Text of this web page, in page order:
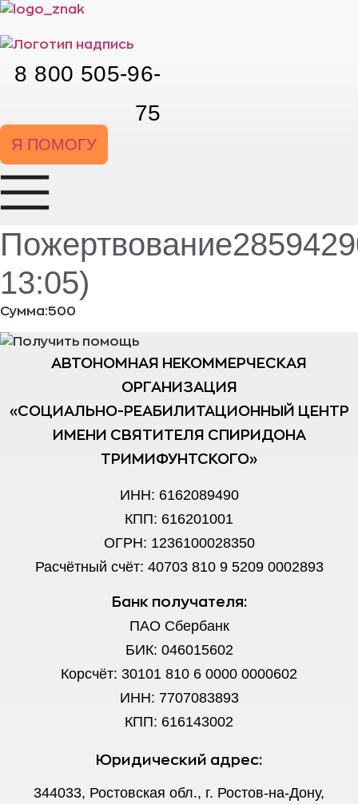
Перейти
содержимому
8 800 505-96-
75
Я ПОМОГУ
13:05)
Сумма:500
АВТОНОМНАЯ НЕКОММЕРЧЕСКАЯ
ОРГАНИЗАЦИЯ
«СОЦИАЛЬНО-РЕАБИЛИТАЦИОННЫЙ ЦЕНТР
ИМЕНИ СВЯТИТЕЛЯ СПИРИДОНА
ТРИМИФУНТСКОГО»
ИНН: 6162089490
КПП: 616201001
ОГРН: 1236100028350
Расчётный счёт: 40703 810 9 5209 0002893
Банк получателя:
ПАО Сбербанк
БИК: 046015602
Корсчёт: 30101 810 6 0000 0000602
ИНН: 7707083893
КПП: 616143002
Юридический адрес:
344033, Ростовская обл., г. Ростов-на-Дону,